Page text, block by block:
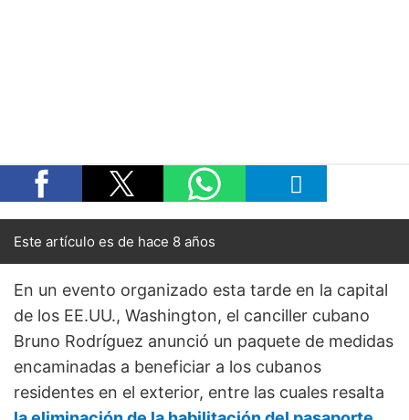
Este artículo es de hace 8 años
En un evento organizado esta tarde en la capital
de los EE.UU., Washington, el canciller cubano
Bruno Rodríguez anunció un paquete de medidas
encaminadas a beneficiar a los cubanos
residentes en el exterior, entre las cuales resalta